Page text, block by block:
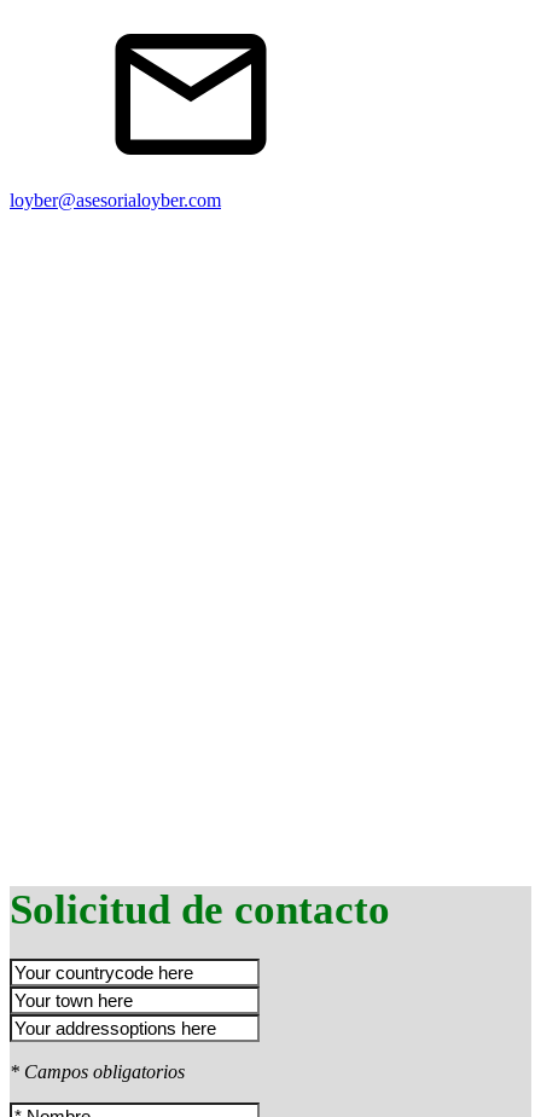
loyber@asesorialoyber.com
Solicitud de contacto
* Campos obligatorios